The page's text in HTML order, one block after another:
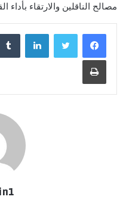
مصالح الناقلين والارتقاء
لينكدإن
طباعة